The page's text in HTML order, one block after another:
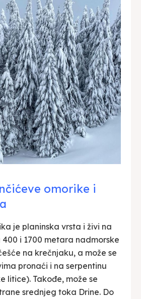
omorike i
je planinska vrsta i živi na
i 1700 metara nadmorske
na krečnjaku, a može se
pronaći i na serpentinu
litice). Takođe, može se
srednjeg toka Drine. Do